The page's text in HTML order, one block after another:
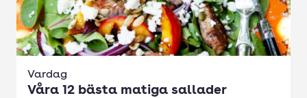
Vardag
Våra 12 bästa matiga sallader